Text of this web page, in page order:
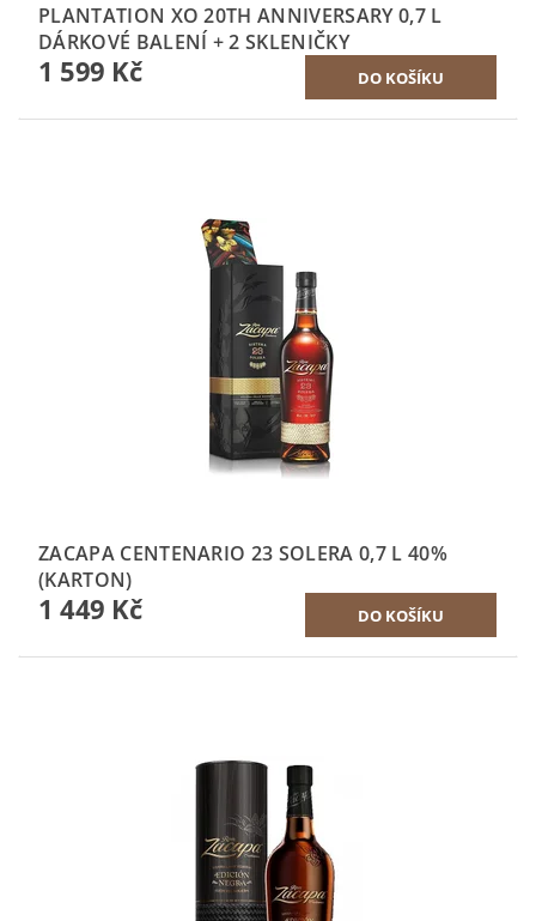
PLANTATION XO 20TH ANNIVERSARY 0,7 L
DÁRKOVÉ BALENÍ + 2 SKLENIČKY
1 599 Kč
ZACAPA CENTENARIO 23 SOLERA 0,7 L 40%
(KARTON)
1 449 Kč